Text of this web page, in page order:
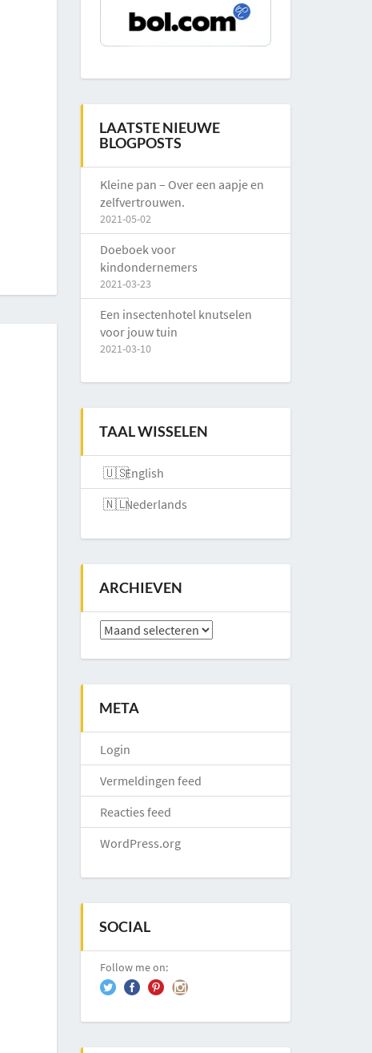
LAATSTE NIEUWE
BLOGPOSTS
Kleine pan – Over een aapje en
zelfvertrouwen.
2021-05-02
Doeboek voor
kindondernemers
2021-03-23
Een insectenhotel knutselen
voor jouw tuin
2021-03-10
TAAL WISSELEN
English
Nederlands
ARCHIEVEN
Archieven
META
Login
Vermeldingen feed
Reacties feed
WordPress.org
SOCIAL
Follow me on: